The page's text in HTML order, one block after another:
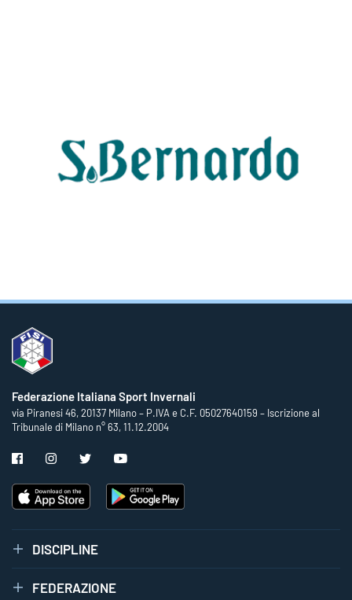
Federazione Italiana Sport Invernali
via Piranesi 46, 20137 Milano – P.IVA e C.F. 05027640159 – Iscrizione al
Tribunale di Milano n° 63, 11.12.2004
DISCIPLINE
FEDERAZIONE